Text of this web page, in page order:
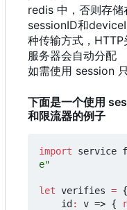
redis 中，否则存储
sessionID和
种传输方式 ， HTTP
服务器会自动分配
如需使用 session
下面是一个使用
和限流器的例子
import service
e"
let verifies = {
id : v => {